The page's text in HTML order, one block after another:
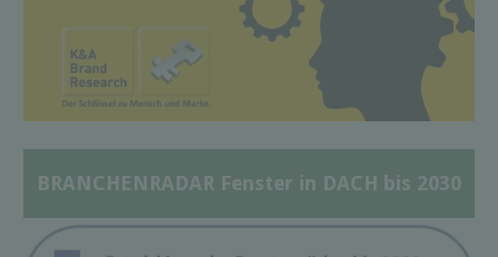
BRANCHENRADAR Fenster in DACH bis 2030